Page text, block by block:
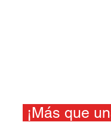
¡Más que